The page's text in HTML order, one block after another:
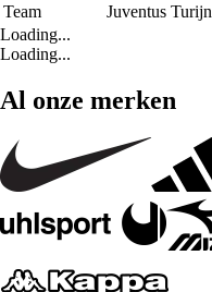
Team
Juventus Turijn
Loading...
Loading...
Al onze merken